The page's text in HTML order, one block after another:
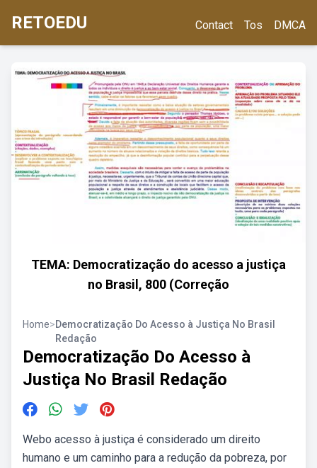
RETOEDU Contact Tos DMCA
TEMA: Democratização do acesso a justiça
no Brasil, 800 (Correção
Home>Democratização Do Acesso à Justiça No Brasil
Redação
Democratização Do Acesso à
Justiça No Brasil Redação
Webo acesso à justiça é considerado um direito
humano e um caminho para a redução da pobreza, por